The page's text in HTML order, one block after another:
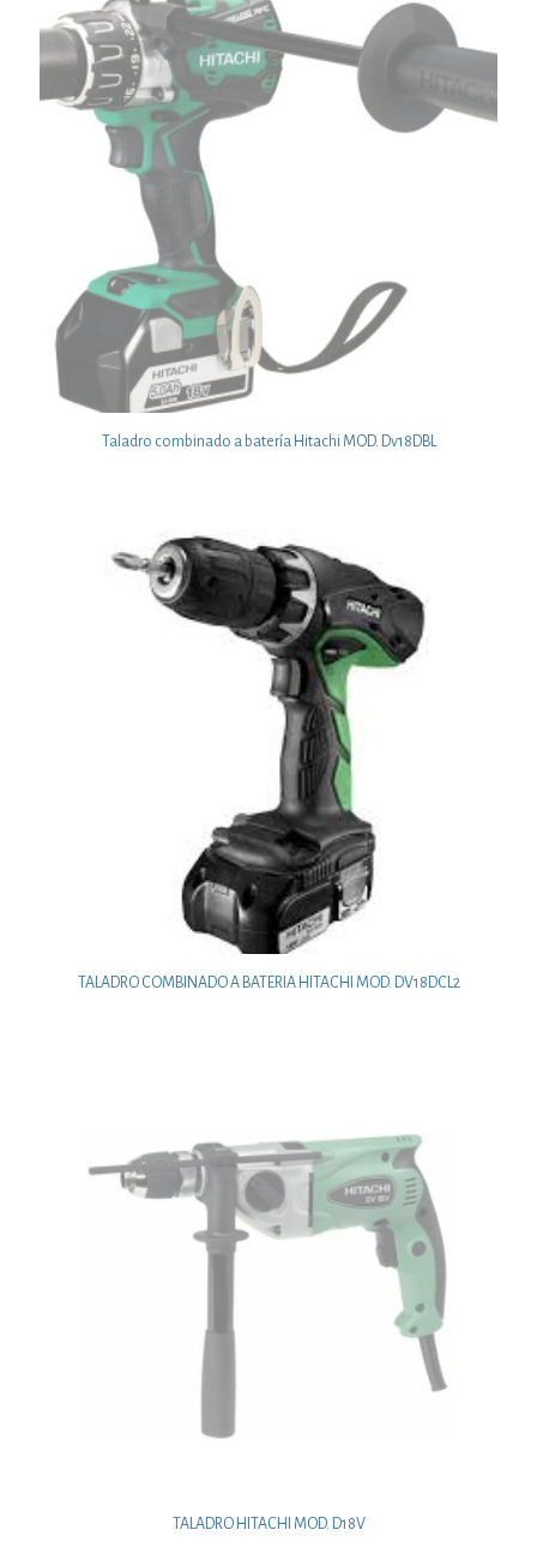
Taladro combinado a batería Hitachi MOD. Dv18DBL
TALADRO COMBINADO A BATERIA HITACHI MOD. DV18DCL2
TALADRO HITACHI MOD. D18V